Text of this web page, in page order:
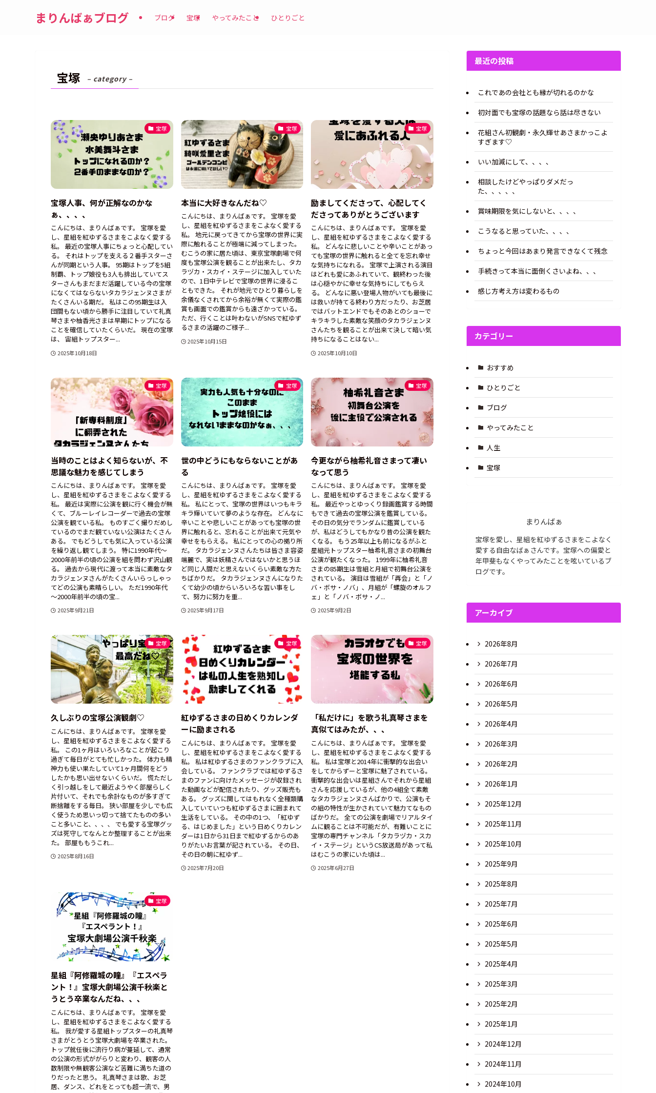
まりんばぁブログ ブログ 宝塚 やってみたこと ひとりごと
宝塚 – category –
宝塚
宝塚人事、何が正解なのかな
ぁ、、、、
こんにちは、まりんばぁです。 宝塚を愛
し、星組を紅ゆずるさまをこよなく愛する
私。 最近の宝塚人事にちょっと心配してい
る。 それはトップを支える２番手スターさ
んが同期という人事。 95期はトップを5組
制覇、トップ娘役も3人も排出していてス
ターさんもまだまだ活躍している今の宝塚
になくてはならないタカラジェンヌさまが
たくさんいる期だ。 私はこの95期生は入
団間もない頃から勝手に注目していて礼真
琴さまや柚香光さまは早期にトップになる
ことを確信していたくらいだ。 現在の宝塚
は、 宙組トップスター...
2025年10月18日
宝塚
本当に大好きなんだね♡
こんにちは、まりんばぁです。 宝塚を愛
し、星組を紅ゆずるさまをこよなく愛する
私。 地元に戻ってきてから宝塚の世界に実
際に触れることが極端に減ってしまった。
むこうの家に居た頃は、東京宝塚劇場で何
度も宝塚公演を観ることが出来たし、タカ
ラヅカ・スカイ・ステージに加入していた
ので、1日中テレビで宝塚の世界に浸るこ
ともできた。 それが地元でひとり暮らしを
余儀なくされてから余裕が無くて実際の鑑
賞も画面での鑑賞からも遠ざかっている。
ただ、行くことは叶わないがSNSで紅ゆず
るさまの活躍のご様子...
2025年10月15日
宝塚
励ましてくださって、心配してく
ださってありがとうございます
こんにちは、まりんばぁです。 宝塚を愛
し、星組を紅ゆずるさまをこよなく愛する
私。 どんなに悲しいことや辛いことがあっ
ても宝塚の世界に触れると全てを忘れ幸せ
な気持ちになれる。 宝塚で上演される演目
はどれも愛にあふれていて、観終わった後
は心穏やかに幸せな気持ちにしてもらえ
る。 どんなに悪い登場人物がいても最後に
は救いが持てる終わり方だったり、お芝居
ではバットエンドでもそのあとのショーで
キラキラした素敵な笑顔のタカラジェンヌ
さんたちを観ることが出来て決して暗い気
持ちになることはない...
2025年10月10日
宝塚
当時のことはよく知らないが、不
思議な魅力を感じてしまう
こんにちは、まりんばぁです。 宝塚を愛
し、星組を紅ゆずるさまをこよなく愛する
私。 最近は実際に公演を観に行く機会が無
くて、ブルーレイレコーダーで過去の宝塚
公演を観ている私。 ものすごく撮りだめし
ているのでまだ観ていない公演はたくさん
ある。 でもどうしても気に入っている公演
を繰り返し観てしまう。 特に1990年代～
2000年前半の頃の公演を組を問わず沢山観
る。 過去から現代に渡って本当に素敵なタ
カラジェンヌさんがたくさんいらっしゃっ
てどの公演も素晴らしい。 ただ1990年代
～2000年前半の頃の宝...
2025年9月21日
宝塚
世の中どうにもならないことがあ
る
こんにちは、まりんばぁです。 宝塚を愛
し、星組を紅ゆずるさまをこよなく愛する
私。 私にとって、宝塚の世界はいつもキラ
キラ輝いていて夢のような存在。 どんなに
辛いことや悲しいことがあっても宝塚の世
界に触れると、忘れることが出来て元気や
幸せをもらえる。 私にとっての心の拠り所
だ。 タカラジェンヌさんたちは皆さま容姿
端麗で、実は妖精さんではないかと思うほ
ど同じ人間だと思えないくらい素敵な方た
ちばかりだ。 タカラジェンヌさんになりた
くて幼少の頃からいろいろな習い事をし
て、努力に努力を重...
2025年9月17日
宝塚
今更ながら柚希礼音さまって凄い
なって思う
こんにちは、まりんばぁです。 宝塚を愛
し、星組を紅ゆずるさまをこよなく愛する
私。 最近やっとゆっくり録画鑑賞する時間
もできて過去の宝塚公演を鑑賞している。
その日の気分でランダムに鑑賞している
が、私はどうしてもかなり昔の公演を観た
くなる。 もう25年以上も前になるがふと
星組元トップスター柚希礼音さまの初舞台
公演が観たくなった。 1999年に柚希礼音
さまの85期生は雪組と月組で初舞台公演を
されている。 演目は雪組が「再会」と「ノ
バ・ボサ・ノバ」、月組が「螺旋のオルフ
ェ」と「ノバ・ボサ・ノ...
2025年9月2日
宝塚
久しぶりの宝塚公演観劇♡
こんにちは、まりんばぁです。 宝塚を愛
し、星組を紅ゆずるさまをこよなく愛する
私。 この1ヶ月はいろいろなことが起こり
過ぎて毎日がとても忙しかった。 体力も精
神力も使い果たしていて1ヶ月間何をどう
したかも思い出せないくらいだ。 慌ただし
く引っ越しをして最近ようやく部屋らしく
片付いて、それでも余計なものが多すぎて
断捨離をする毎日。 狭い部屋を少しでも広
く使うため思いっ切って捨てたものの多い
こと多いこと、、、、 でも愛する宝塚グッ
ズは死守してなんとか整理することが出来
た。 部屋ももうこれ...
2025年8月16日
宝塚
紅ゆずるさまの日めくりカレンダ
ーに励まされる
こんにちは、まりんばぁです。 宝塚を愛
し、星組を紅ゆずるさまをこよなく愛する
私。 私は紅ゆずるさまのファンクラブに入
会している。 ファンクラブでは紅ゆずるさ
まのファンに向けたメッセージが収録され
た動画などが配信されたり、グッズ販売も
ある。 グッズに関してはもれなく全種類購
入していていつも紅ゆずるさまに囲まれて
生活をしている。 その中の1つ、「紅ゆず
る、はじめました」という日めくりカレン
ダーは1日から31日まで紅ゆずるからのあ
りがたいお言葉が記されている。 その日、
その日の朝に紅ゆず...
2025年7月20日
宝塚
「私だけに」を歌う礼真琴さまを
真似てはみたが、、、
こんにちは、まりんばぁです。 宝塚を愛
し、星組を紅ゆずるさまをこよなく愛する
私。 私は宝塚と2014年に衝撃的な出会い
をしてからずーと宝塚に魅了されている。
衝撃的な出会いは星組さんでそれから星組
さんを応援しているが、他の4組全て素敵
なタカラジェンヌさんばかりで、公演もそ
の組の特性が生かされていて魅力てなもの
ばかりだ。 全ての公演を劇場でリアルタイ
ムに観ることは不可能だが、有難いことに
宝塚の専門チャンネル「タカラヅカ・スカ
イ・ステージ」というCS放送局があって私
はむこうの家にいた頃は...
2025年6月27日
宝塚
星組『阿修羅城の瞳』『エスペラ
ント！』宝塚大劇場公演千秋楽と
うとう卒業なんだね、、、
こんにちは、まりんばぁです。 宝塚を愛
し、星組を紅ゆずるさまをこよなく愛する
私。 我が愛する星組トップスターの礼真琴
さまがとうとう宝塚大劇場を卒業された。
トップ就任後に流行り病が蔓延して、通常
の公演の形式ががらりと変わり、観客の人
数制限や無観客公演など苦難に満ちた道の
りだったと思う。 礼真琴さまは歌、お芝
居、ダンス、どれをとっても超一流で、男
最近の投稿
これであの会社とも縁が切れるのかな
初対面でも宝塚の話題なら話は尽きない
花組さん初観劇・永久輝せあさまかっこよ
すぎます♡
いい加減にして、、、、
相談したけどやっぱりダメだっ
た、、、、、
賞味期限を気にしないと、、、、
こうなると思っていた、、、、
ちょっと今回はあまり発言できなくて残念
手続きって本当に面倒くさいよね、、、
感じ方考え方は変わるもの
カテゴリー
おすすめ
ひとりごと
ブログ
やってみたこと
人生
宝塚
まりんばぁ
宝塚を愛し、星組を紅ゆずるさまをこよなく
愛する自由なばぁさんです。宝塚への偏愛と
年甲斐もなくやってみたことを呟いているブ
ログです。
アーカイブ
2026年8月
2026年7月
2026年6月
2026年5月
2026年4月
2026年3月
2026年2月
2026年1月
2025年12月
2025年11月
2025年10月
2025年9月
2025年8月
2025年7月
2025年6月
2025年5月
2025年4月
2025年3月
2025年2月
2025年1月
2024年12月
2024年11月
2024年10月